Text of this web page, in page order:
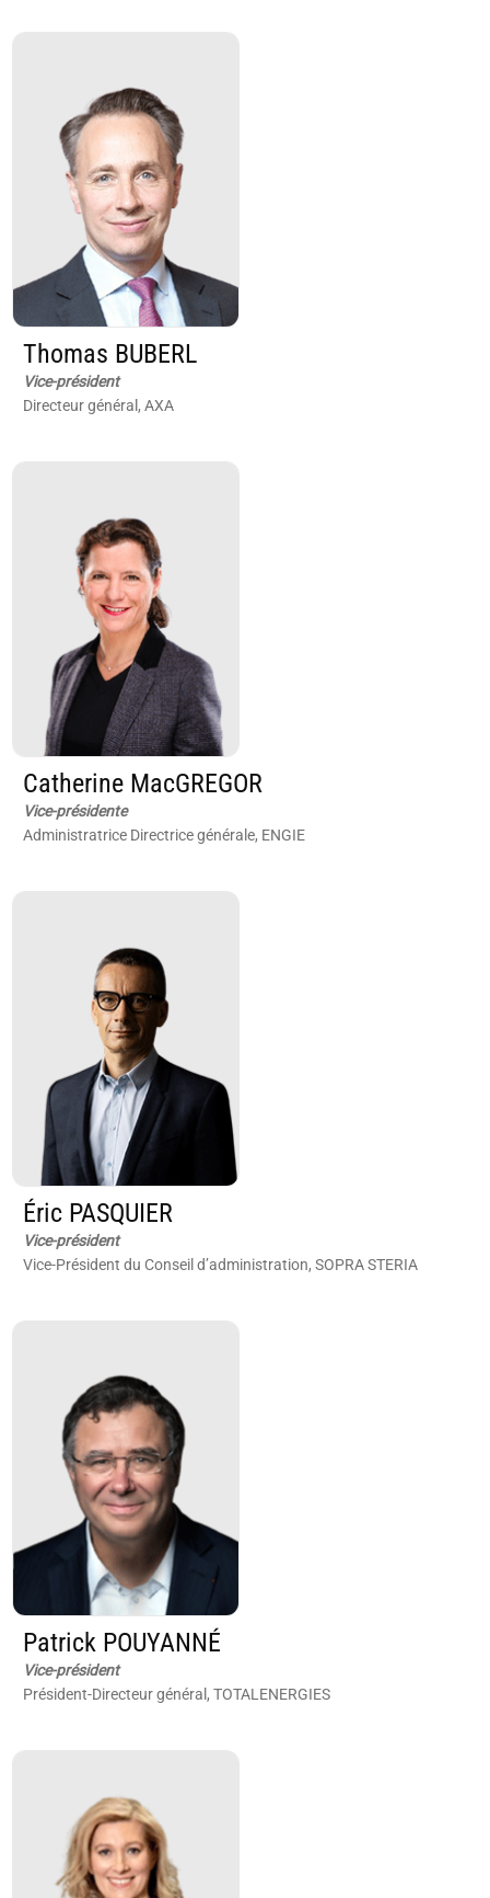
Thomas BUBERL
Vice-président
Directeur général, AXA
Catherine MacGREGOR
Vice-présidente
Administratrice Directrice générale, ENGIE
Éric PASQUIER
Vice-président
Vice-Président du Conseil d’administration, SOPRA STERIA
Patrick POUYANNÉ
Vice-président
Président-Directeur général, TOTALENERGIES